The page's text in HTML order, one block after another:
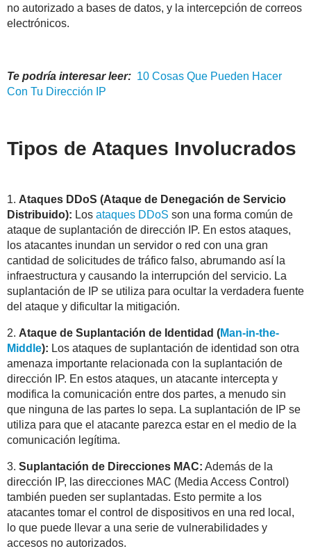
no autorizado a bases de datos, y la intercepción de correos
electrónicos.
Te podría interesar leer: 10 Cosas Que Pueden Hacer
Con Tu Dirección IP
Tipos de Ataques Involucrados
1. Ataques DDoS (Ataque de Denegación de Servicio
Distribuido): Los ataques DDoS son una forma común de
ataque de suplantación de dirección IP. En estos ataques,
los atacantes inundan un servidor o red con una gran
cantidad de solicitudes de tráfico falso, abrumando así la
infraestructura y causando la interrupción del servicio. La
suplantación de IP se utiliza para ocultar la verdadera fuente
del ataque y dificultar la mitigación.
2. Ataque de Suplantación de Identidad (Man-in-the-
Middle): Los ataques de suplantación de identidad son otra
amenaza importante relacionada con la suplantación de
dirección IP. En estos ataques, un atacante intercepta y
modifica la comunicación entre dos partes, a menudo sin
que ninguna de las partes lo sepa. La suplantación de IP se
utiliza para que el atacante parezca estar en el medio de la
comunicación legítima.
3. Suplantación de Direcciones MAC: Además de la
dirección IP, las direcciones MAC (Media Access Control)
también pueden ser suplantadas. Esto permite a los
atacantes tomar el control de dispositivos en una red local,
lo que puede llevar a una serie de vulnerabilidades y
accesos no autorizados.